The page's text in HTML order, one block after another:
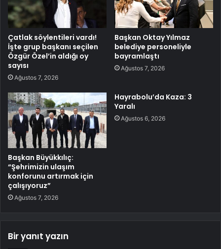
Çatlak söylentileri vardı!
İşte grup başkanı seçilen
Özgür Özel’in aldığı oy
sayısı
Ağustos 7, 2026
Başkan Oktay Yılmaz
belediye personeliyle
bayramlaştı
Ağustos 7, 2026
Başkan Büyükkılıç:
“Şehrimizin ulaşım
konforunu artırmak için
çalışıyoruz”
Ağustos 7, 2026
Hayrabolu’da Kaza: 3
Yaralı
Ağustos 6, 2026
Bir yanıt yazın